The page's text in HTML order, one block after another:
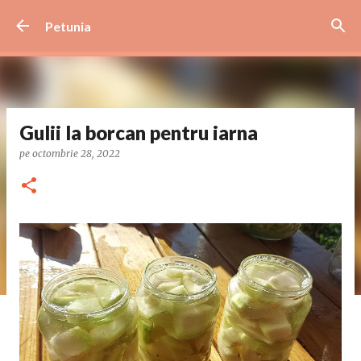
Petunia
Gulii la borcan pentru iarna
pe octombrie 28, 2022